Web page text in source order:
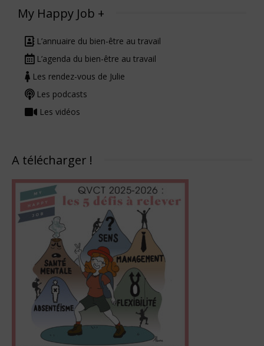
My Happy Job +
L’annuaire du bien-être au travail
L’agenda du bien-être au travail
Les rendez-vous de Julie
Les podcasts
Les vidéos
A télécharger !